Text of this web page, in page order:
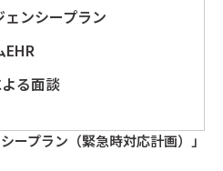
ンシープラン
EHR
る面談
ープラン（緊急時対応計画）」